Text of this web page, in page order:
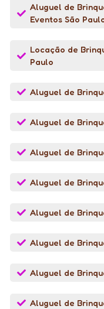
Aluguel de
Eventos São
Locação de
Paulo
Aluguel de
Aluguel de
Aluguel de
Aluguel de
Aluguel de
Aluguel de
Aluguel de
Aluguel de